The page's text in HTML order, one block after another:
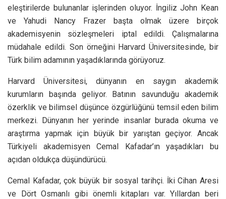
eleştirilerde bulunanlar işlerinden oluyor. İngiliz John Kean
ve Yahudi Nancy Frazer başta olmak üzere birçok
akademisyenin sözleşmeleri iptal edildi. Çalışmalarına
müdahale edildi. Son örneğini Harvard Üniversitesinde, bir
Türk bilim adamının yaşadıklarında görüyoruz.
Harvard Üniversitesi, dünyanın en saygın akademik
kurumların başında geliyor. Batının savunduğu akademik
özerklik ve bilimsel düşünce özgürlüğünü temsil eden bilim
merkezi. Dünyanın her yerinde insanlar burada okuma ve
araştırma yapmak için büyük bir yarıştan geçiyor. Ancak
Türkiyeli akademisyen Cemal Kafadar’ın yaşadıkları bu
açıdan oldukça düşündürücü.
Cemal Kafadar, çok büyük bir sosyal tarihçi. İki Cihan Aresi
ve Dört Osmanlı gibi önemli kitapları var. Yıllardan beri